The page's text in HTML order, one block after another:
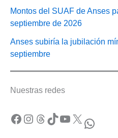
Montos del SUAF de Anses
septiembre de 2026
Anses subiría la jubilación
septiembre
Nuestras redes
Facebook Instagram Threads TikTok YouTube X WhatsApp